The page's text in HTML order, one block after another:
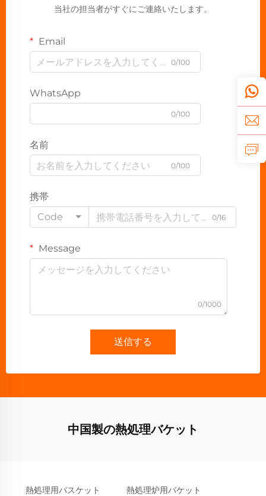
当社の担当者がすぐにご連絡いたします。
Email
0/100
WhatsApp
0/100
名前
0/100
携帯
Code
0/16
Message
0/1000
送信する
中国製の熱処理バケット
熱処理用バスケット 熱処理炉用バケット